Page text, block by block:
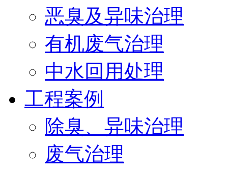
恶臭及异味治理
有机废气治理
中水回用处理
工程案例
除臭、异味治理
废气治理